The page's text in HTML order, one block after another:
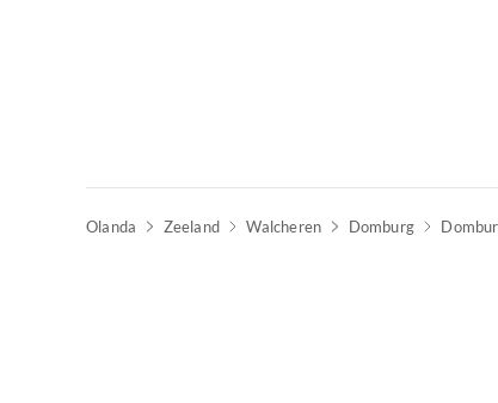
Olanda Zeeland Walcheren Domburg